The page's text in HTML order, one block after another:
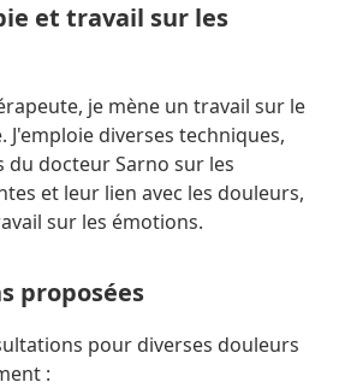
et travail sur les
je mène un travail sur le
J'emploie diverses techniques,
du docteur Sarno sur les
et leur lien avec les douleurs,
sur les émotions.
proposées
pour diverses douleurs
: